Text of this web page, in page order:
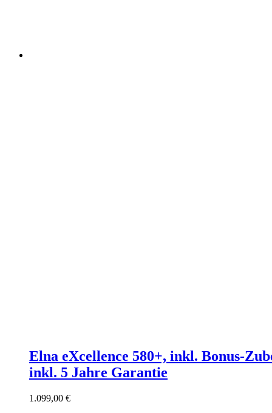
Elna eXcellence 580+, inkl. Bonus-
inkl. 5 Jahre Garantie
1.099,00 €